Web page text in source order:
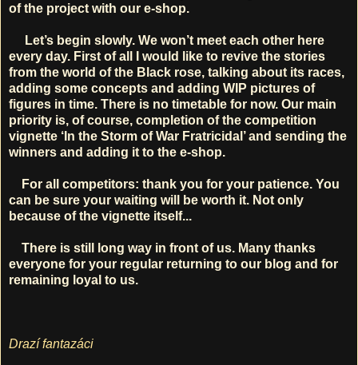
of the project with our e-shop.
Let’s begin slowly. We won’t meet each other here
every day. First of all I would like to revive the stories
from the world of the Black rose, talking about its races,
adding some concepts and adding WIP pictures of
figures in time. There is no timetable for now. Our main
priority is, of course, completion of the competition
vignette ‘In the Storm of War Fratricidal’ and sending the
winners and adding it to the e-shop.
For all competitors: thank you for your patience. You
can be sure your waiting will be worth it. Not only
because of the vignette itself...
There is still long way in front of us. Many thanks
everyone for your regular returning to our blog and for
remaining loyal to us.
Drazí fantazáci